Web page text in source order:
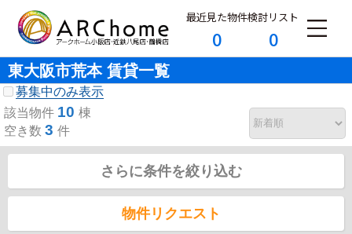
最近見た物件
0
検討リスト
0
東大阪市荒本 賃貸一覧
募集中のみ表示
該当物件 10 棟
空き数 3 件
さらに条件を絞り込む
物件リクエスト